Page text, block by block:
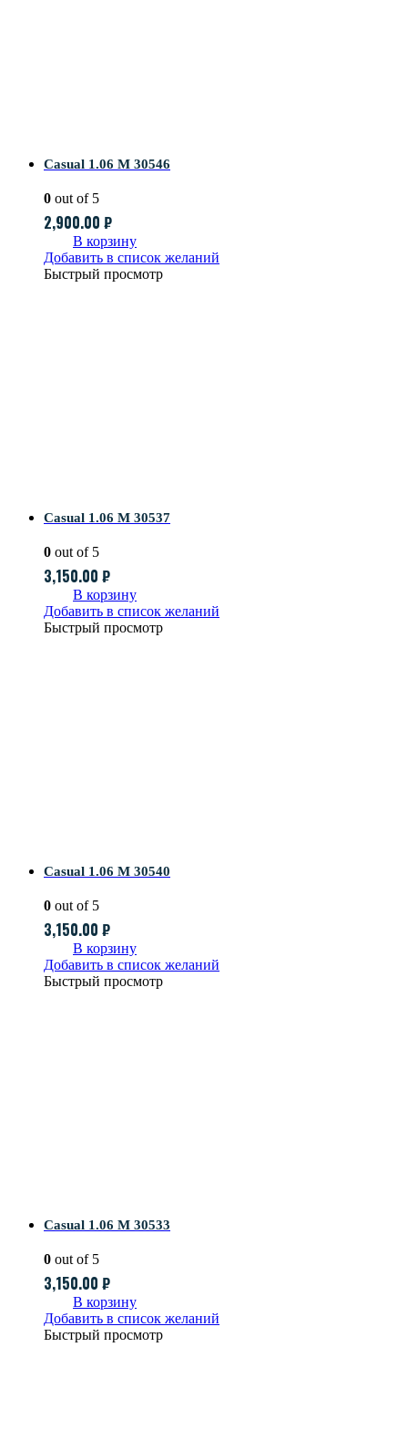
Casual 1.06 M 30546
0 out of 5
2,900.00 ₽
В корзину
Добавить в список желаний
Быстрый просмотр
Casual 1.06 M 30537
0 out of 5
3,150.00 ₽
В корзину
Добавить в список желаний
Быстрый просмотр
Casual 1.06 M 30540
0 out of 5
3,150.00 ₽
В корзину
Добавить в список желаний
Быстрый просмотр
Casual 1.06 M 30533
0 out of 5
3,150.00 ₽
В корзину
Добавить в список желаний
Быстрый просмотр